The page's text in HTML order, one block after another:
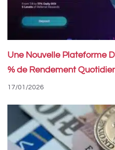
Une Nouvelle Plateforme
% de Rendement
17/01/2026